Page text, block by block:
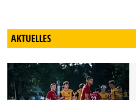
AKTUELLES